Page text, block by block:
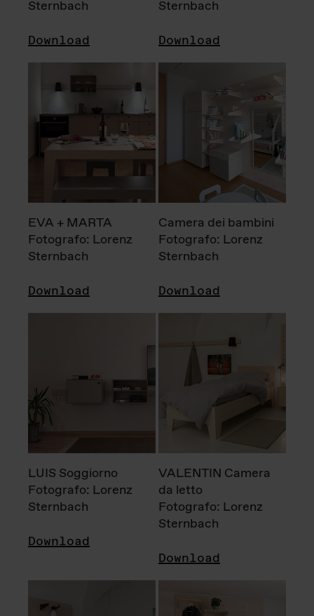
Sternbach
Download
Sternbach
Download
EVA + MARTA
Fotografo: Lorenz
Sternbach
Download
Camera dei bambini
Fotografo: Lorenz
Sternbach
Download
LUIS Soggiorno
Fotografo: Lorenz
Sternbach
Download
VALENTIN Camera
da letto
Fotografo: Lorenz
Sternbach
Download